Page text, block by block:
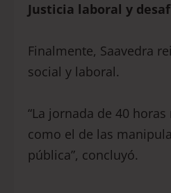
Justicia laboral y
Finalmente, Saavedra
social y laboral.
“La jornada de 40
como el de las
pública”, concluyó.